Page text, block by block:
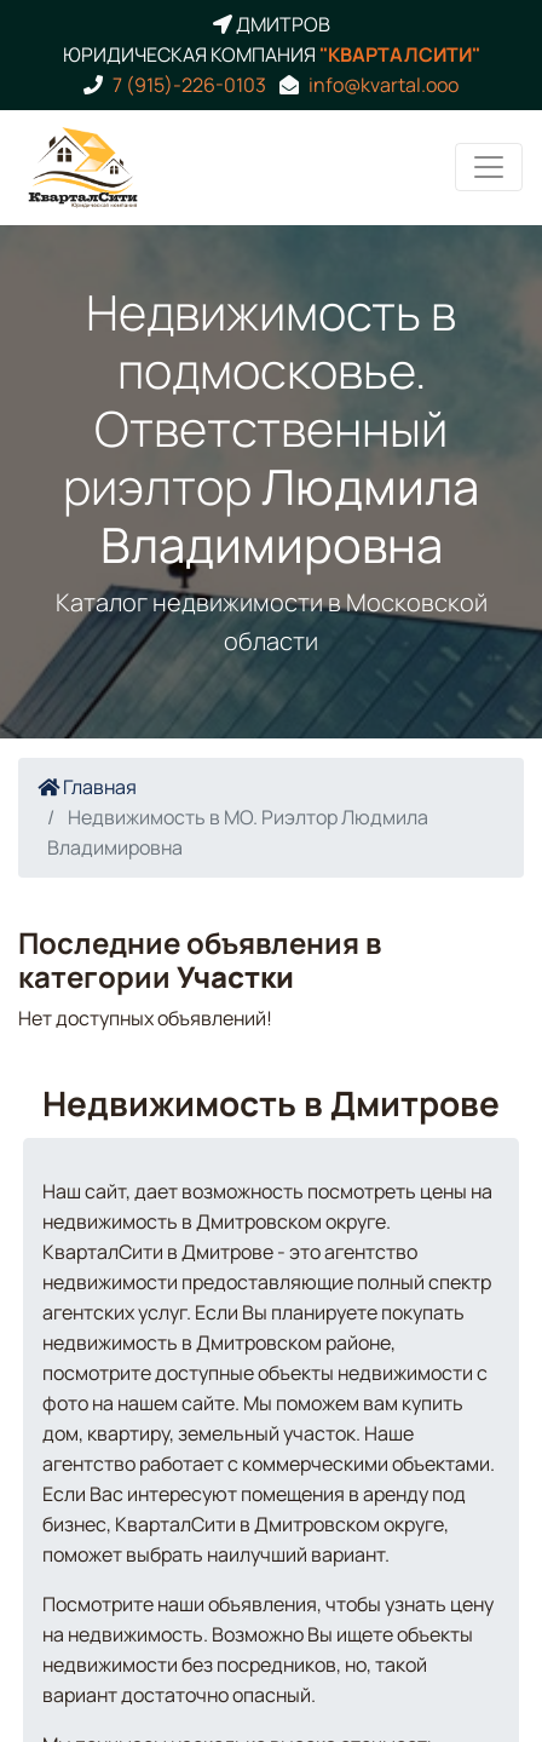
ДМИТРОВ
ЮРИДИЧЕСКАЯ КОМПАНИЯ "КВАРТАЛСИТИ"
7 (915)-226-0103
info@kvartal.ooo
Недвижимость в
подмосковье.
Ответственный
риэлторЛюдмила
Владимировна
Каталог недвижимости в Московской
области
Главная
Недвижимость в МО. Риэлтор Людмила
Владимировна
Последние объявления в
категории Участки
Нет доступных объявлений!
Недвижимость в Дмитрове
Наш сайт, дает возможность посмотреть цены на
недвижимость в Дмитровском округе.
КварталСити в Дмитрове - это агентство
недвижимости предоставляющие полный спектр
агентских услуг. Если Вы планируете покупать
недвижимость в Дмитровском районе,
посмотрите доступные объекты недвижимости с
фото на нашем сайте. Мы поможем вам купить
дом, квартиру, земельный участок. Наше
агентство работает с коммерческими объектами.
Если Вас интересуют помещения в аренду под
бизнес, КварталСити в Дмитровском округе,
поможет выбрать наилучший вариант.
Посмотрите наши объявления, чтобы узнать цену
на недвижимость. Возможно Вы ищете объекты
недвижимости без посредников, но, такой
вариант достаточно опасный.